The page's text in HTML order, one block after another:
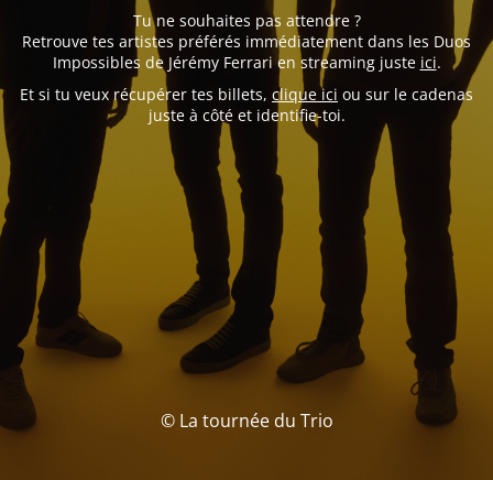
Tu ne souhaites pas attendre ?
Retrouve tes artistes préférés immédiatement dans les Duos
Impossibles de Jérémy Ferrari en streaming juste ici.
Et si tu veux récupérer tes billets, clique ici ou sur le cadenas
juste à côté et identifie-toi.
© La tournée du Trio